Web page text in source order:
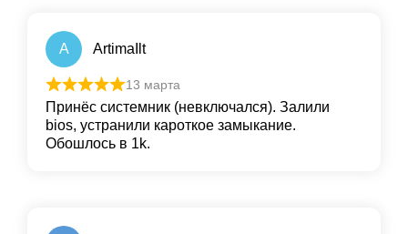
A ArtimaIlt
13 марта
Принёс системник (невключался). Залили
bios, устранили кароткое замыкание.
Обошлось в 1k.